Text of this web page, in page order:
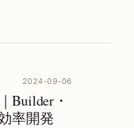
2024-09-06
Builder・
率開発